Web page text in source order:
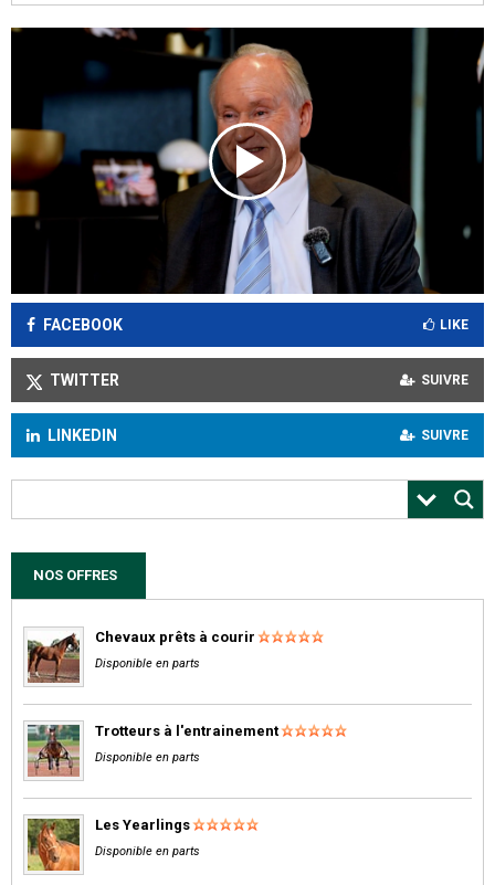
FACEBOOK LIKE
TWITTER SUIVRE
LINKEDIN SUIVRE
NOS OFFRES
Chevaux prêts à courir
Disponible en parts
Trotteurs à l'entrainement
Disponible en parts
Les Yearlings
Disponible en parts